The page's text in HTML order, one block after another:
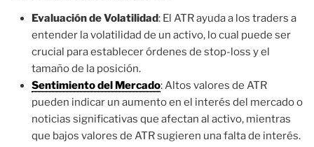
Evaluación de Volatilidad: El ATR ayuda a los traders a
entender la volatilidad de un activo, lo cual puede ser
crucial para establecer órdenes de stop-loss y el
tamaño de la posición.
Sentimiento del Mercado: Altos valores de ATR
pueden indicar un aumento en el interés del mercado o
noticias significativas que afectan al activo, mientras
que bajos valores de ATR sugieren una falta de interés.